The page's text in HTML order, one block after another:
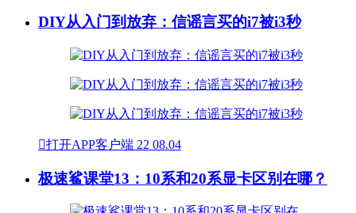
DIY从入门到放弃：信谣言买的i7被i3秒
打开APP客户端 22 08.04
极速鲨课堂13：10系和20系显卡区别在哪？